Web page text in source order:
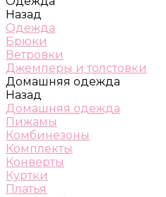
Назад
Одежда
Брюки
Ветровки
Джемперы и толстовки
Домашняя одежда
Назад
Домашняя одежда
Пижамы
Комбинезоны
Комплекты
Конверты
Куртки
Платья